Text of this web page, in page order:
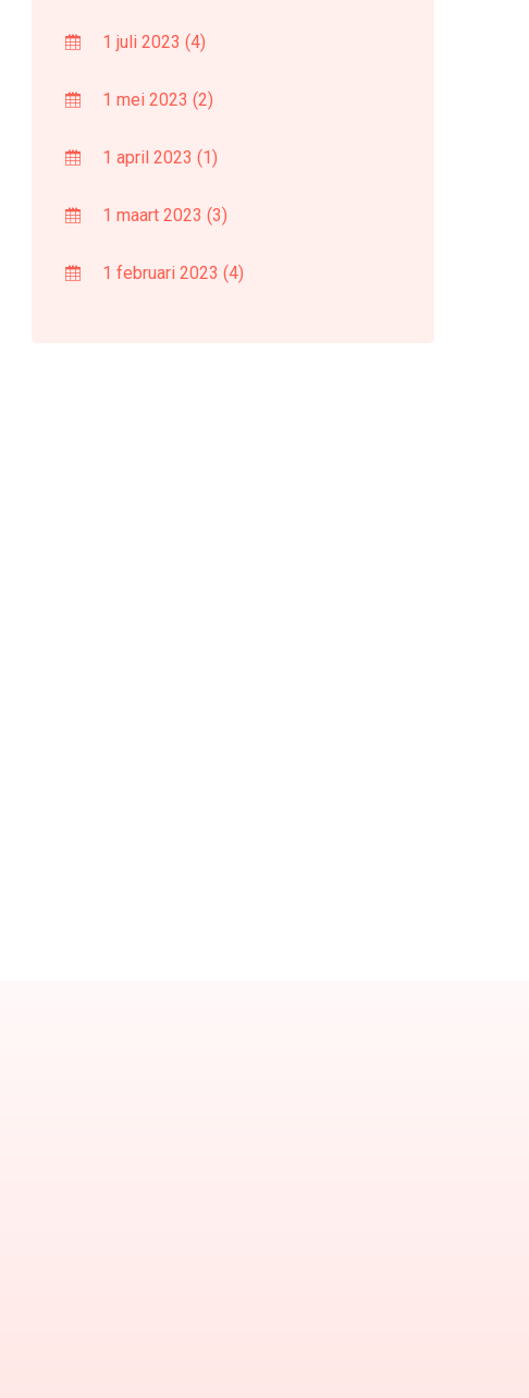
1 juli 2023 (4)
1 mei 2023 (2)
1 april 2023 (1)
1 maart 2023 (3)
1 februari 2023 (4)